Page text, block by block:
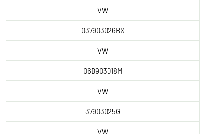
VW
037903026BX
VW
06B903018M
VW
37903025G
VW